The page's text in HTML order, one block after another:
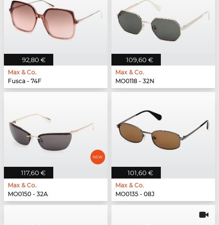
92,80 €
Max & Co.
Fusca - 74F
109,60 €
Max & Co.
MO0118 - 32N
117,60 €
Max & Co.
MO0150 - 32A
101,60 €
Max & Co.
MO0135 - 08J